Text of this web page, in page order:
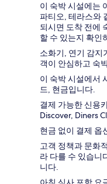
이 숙박 시설에는
파티오, 테라스와
되시면 도착 전에
할 수 있는지 확인
소화기, 연기 감지
객이 안심하고 숙
이 숙박 시설에서
드, 현금입니다.
결제 가능한 신용
Discover, Diners
현금 없이 결제 옵
고객 정책과 문화
라 다를 수 있습니
니다.